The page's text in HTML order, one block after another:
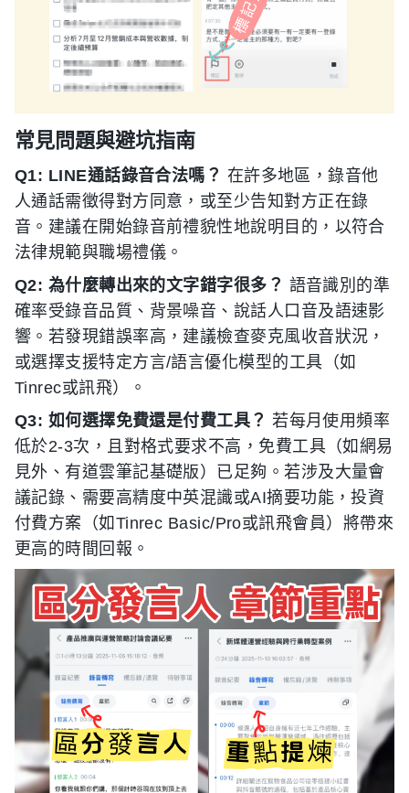
常見問題與避坑指南
Q1: LINE通話錄音合法嗎？ 在許多地區，錄音他
人通話需徵得對方同意，或至少告知對方正在錄
音。建議在開始錄音前禮貌性地說明目的，以符合
法律規範與職場禮儀。
Q2: 為什麼轉出來的文字錯字很多？ 語音識別的準
確率受錄音品質、背景噪音、說話人口音及語速影
響。若發現錯誤率高，建議檢查麥克風收音狀況，
或選擇支援特定方言/語言優化模型的工具（如
Tinrec或訊飛）。
Q3: 如何選擇免費還是付費工具？ 若每月使用頻率
低於2-3次，且對格式要求不高，免費工具（如網易
見外、有道雲筆記基礎版）已足夠。若涉及大量會
議記錄、需要高精度中英混識或AI摘要功能，投資
付費方案（如Tinrec Basic/Pro或訊飛會員）將帶來
更高的時間回報。